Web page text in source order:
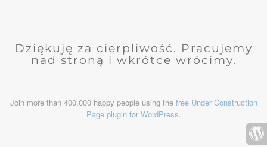
Dziękuję za cierpliwość. Pracujemy
nad stroną i wkrótce wrócimy.
Join more than 400,000 happy people using the free Under Construction
Page plugin for WordPress.